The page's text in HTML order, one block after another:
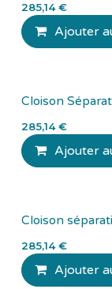
285,14€
Ajouter
Cloison
285,14€
Ajouter
Cloison
285,14€
Ajouter